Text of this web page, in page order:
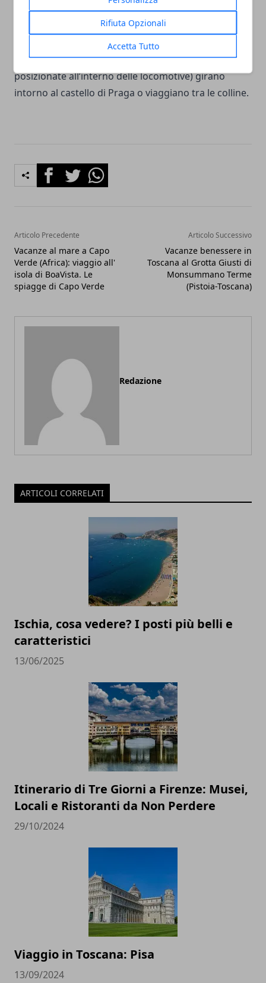
Rifiuta Opzionali
Accetta Tutto
Ferrovia: ospita una mostra permanente sulla storia
delle ferrovie nella Repubblica ceca e in uno spazio
di circa 2.500 metri quadrati espone bellissimi trenini
in miniatura che a orari precisi (con minitelecamere
posizionate all’interno delle locomotive) girano
intorno al castello di Praga o viaggiano tra le colline.
FacebookTwitterWhatsapp
Articolo Precedente
Vacanze al mare a Capo
Verde (Africa): viaggio all'
isola di BoaVista. Le
spiagge di Capo Verde
Articolo Successivo
Vacanze benessere in
Toscana al Grotta Giusti di
Monsummano Terme
(Pistoia-Toscana)
Redazione
ARTICOLI CORRELATI
Ischia, cosa vedere? I posti più belli e
caratteristici
13/06/2025
Itinerario di Tre Giorni a Firenze: Musei,
Locali e Ristoranti da Non Perdere
29/10/2024
Viaggio in Toscana: Pisa
13/09/2024